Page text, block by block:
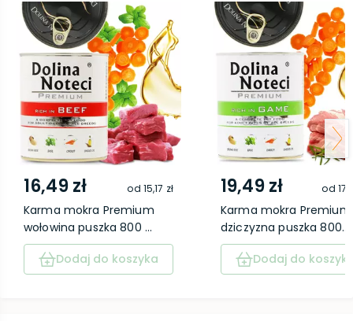
16,49 zł od 15,17 zł
Karma mokra Premium
wołowina puszka 800 ...
Dodaj do koszyka
19,49 zł od
Karma mokra Premium
dziczyzna puszka 800...
Dodaj do